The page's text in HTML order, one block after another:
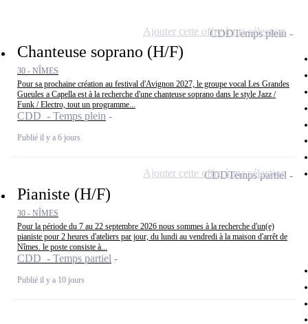
Chanteuse soprano (H/F)
30 - NÎMES
Pour sa prochaine création au festival d'Avignon 2027, le groupe vocal Les Grandes
Gueules a Capella est à la recherche d'une chanteuse soprano dans le style Jazz /
Funk / Electro, tout un programme...
CDD - Temps plein
Publié il y a 6 jours
CDDTemps plein
Ajouter cette offre à ma sélection
Pianiste (H/F)
30 - NÎMES
Pour la période du 7 au 22 septembre 2026 nous sommes à la recherche d'un(e)
pianiste pour 2 heures d'ateliers par jour, du lundi au vendredi à la maison d'arrêt de
Nîmes. le poste consiste à...
CDD - Temps partiel
Publié il y a 10 jours
CDDTemps partiel
Ajouter cette offre à ma sélection